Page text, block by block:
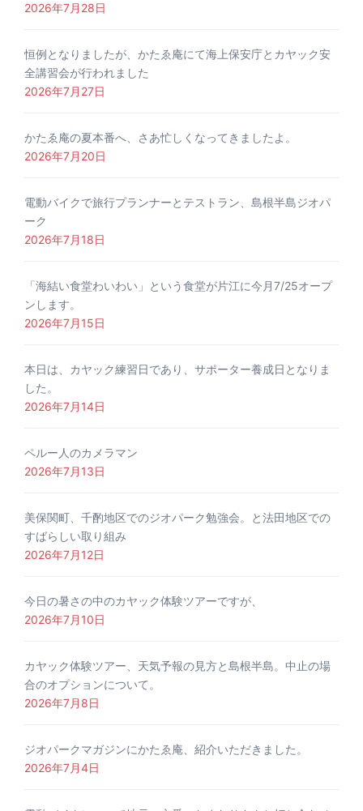
2026年7月28日
恒例となりましたが、かたゑ庵にて海上保安庁とカヤック安
全講習会が行われました
2026年7月27日
かたゑ庵の夏本番へ、さあ忙しくなってきましたよ。
2026年7月20日
電動バイクで旅行プランナーとテストラン、島根半島ジオパ
ーク
2026年7月18日
「海結い食堂わいわい」という食堂が片江に今月7/25オープ
ンします。
2026年7月15日
本日は、カヤック練習日であり、サポーター養成日となりま
した。
2026年7月14日
ペルー人のカメラマン
2026年7月13日
美保関町、千酌地区でのジオパーク勉強会。と法田地区での
すばらしい取り組み
2026年7月12日
今日の暑さの中のカヤック体験ツアーですが、
2026年7月10日
カヤック体験ツアー、天気予報の見方と島根半島。中止の場
合のオプションについて。
2026年7月8日
ジオパークマガジンにかたゑ庵、紹介いただきました。
2026年7月4日